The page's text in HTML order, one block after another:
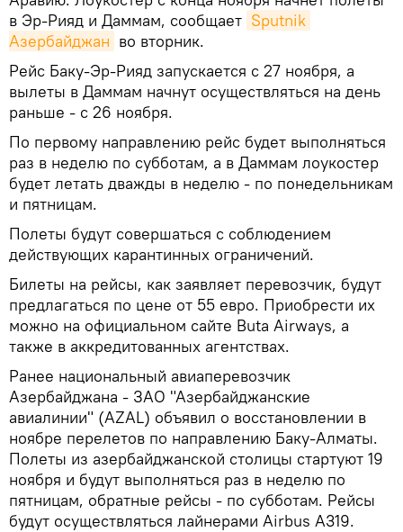
в Эр-Рияд и Даммам, сообщает Sputnik
Азербайджан во вторник.
Рейс Баку-Эр-Рияд запускается с 27 ноября, а
вылеты в Даммам начнут осуществляться на день
раньше - с 26 ноября.
По первому направлению рейс будет выполняться
раз в неделю по субботам, а в Даммам лоукостер
будет летать дважды в неделю - по понедельникам
и пятницам.
Полеты будут совершаться с соблюдением
действующих карантинных ограничений.
Билеты на рейсы, как заявляет перевозчик, будут
предлагаться по цене от 55 евро. Приобрести их
можно на официальном сайте Buta Airways, а
также в аккредитованных агентствах.
Ранее национальный авиаперевозчик
Азербайджана - ЗАО "Азербайджанские
авиалинии" (AZAL) объявил о восстановлении в
ноябре перелетов по направлению Баку-Алматы.
Полеты из азербайджанской столицы стартуют 19
ноября и будут выполняться раз в неделю по
пятницам, обратные рейсы - по субботам. Рейсы
будут осуществляться лайнерами Airbus A319.